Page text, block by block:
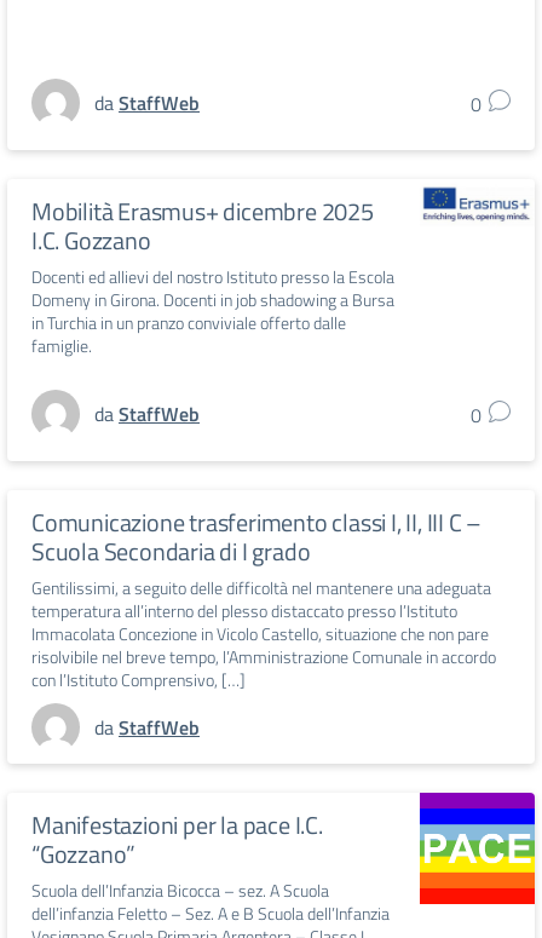
daStaffWeb 0
Mobilità Erasmus+ dicembre 2025
I.C. Gozzano
Docenti ed allievi del nostro Istituto presso la Escola
Domeny in Girona. Docenti in job shadowing a Bursa
in Turchia in un pranzo conviviale offerto dalle
famiglie.
daStaffWeb 0
Comunicazione trasferimento classi I, II, III C –
Scuola Secondaria di I grado
Gentilissimi, a seguito delle difficoltà nel mantenere una adeguata
temperatura all’interno del plesso distaccato presso l’Istituto
Immacolata Concezione in Vicolo Castello, situazione che non pare
risolvibile nel breve tempo, l’Amministrazione Comunale in accordo
con l’Istituto Comprensivo, […]
daStaffWeb
Manifestazioni per la pace I.C.
“Gozzano”
Scuola dell’Infanzia Bicocca – sez. A Scuola
dell’infanzia Feletto – Sez. A e B Scuola dell’Infanzia